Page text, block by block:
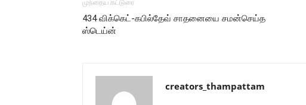
முந்தைய கட்டுரை
434 விக்கெட்-கபில்தேவ் சாதனையை சமன்செய்த
ஸ்டெய்ன்
creators_thampattam